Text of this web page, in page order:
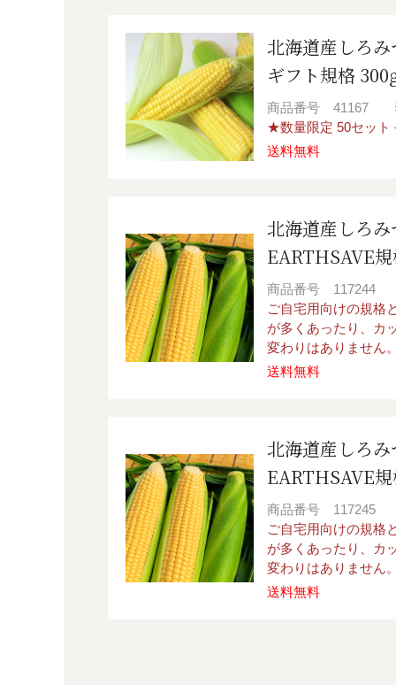
北海道産しろ
ギフト規格
商品番号 41167
★数量限定 50セット
送料無料
北海道産しろ
EARTHSAVE
商品番号
117244
ご自宅用向けの規格
が多くあったり、カ
変わりはありません
送料無料
北海道産しろ
EARTHSAVE
商品番号
117245
ご自宅用向けの規格
が多くあったり、カ
変わりはありません
送料無料